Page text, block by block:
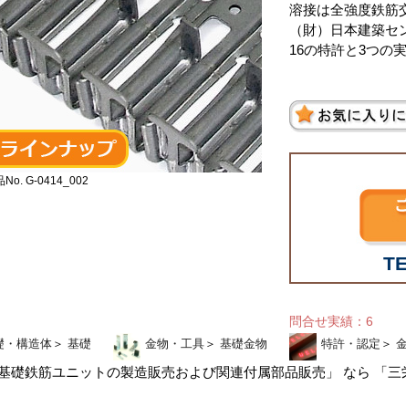
No. G-0414_002
溶接は全強度鉄筋
（財）日本建築セ
16の特許と3つの
問合せ実績：6
・構造体 ＞ 基礎 金物・工具 ＞ 基礎金物 特許・認定 ＞
基礎鉄筋ユニットの製造販売および関連付属部品販売」 なら 「三